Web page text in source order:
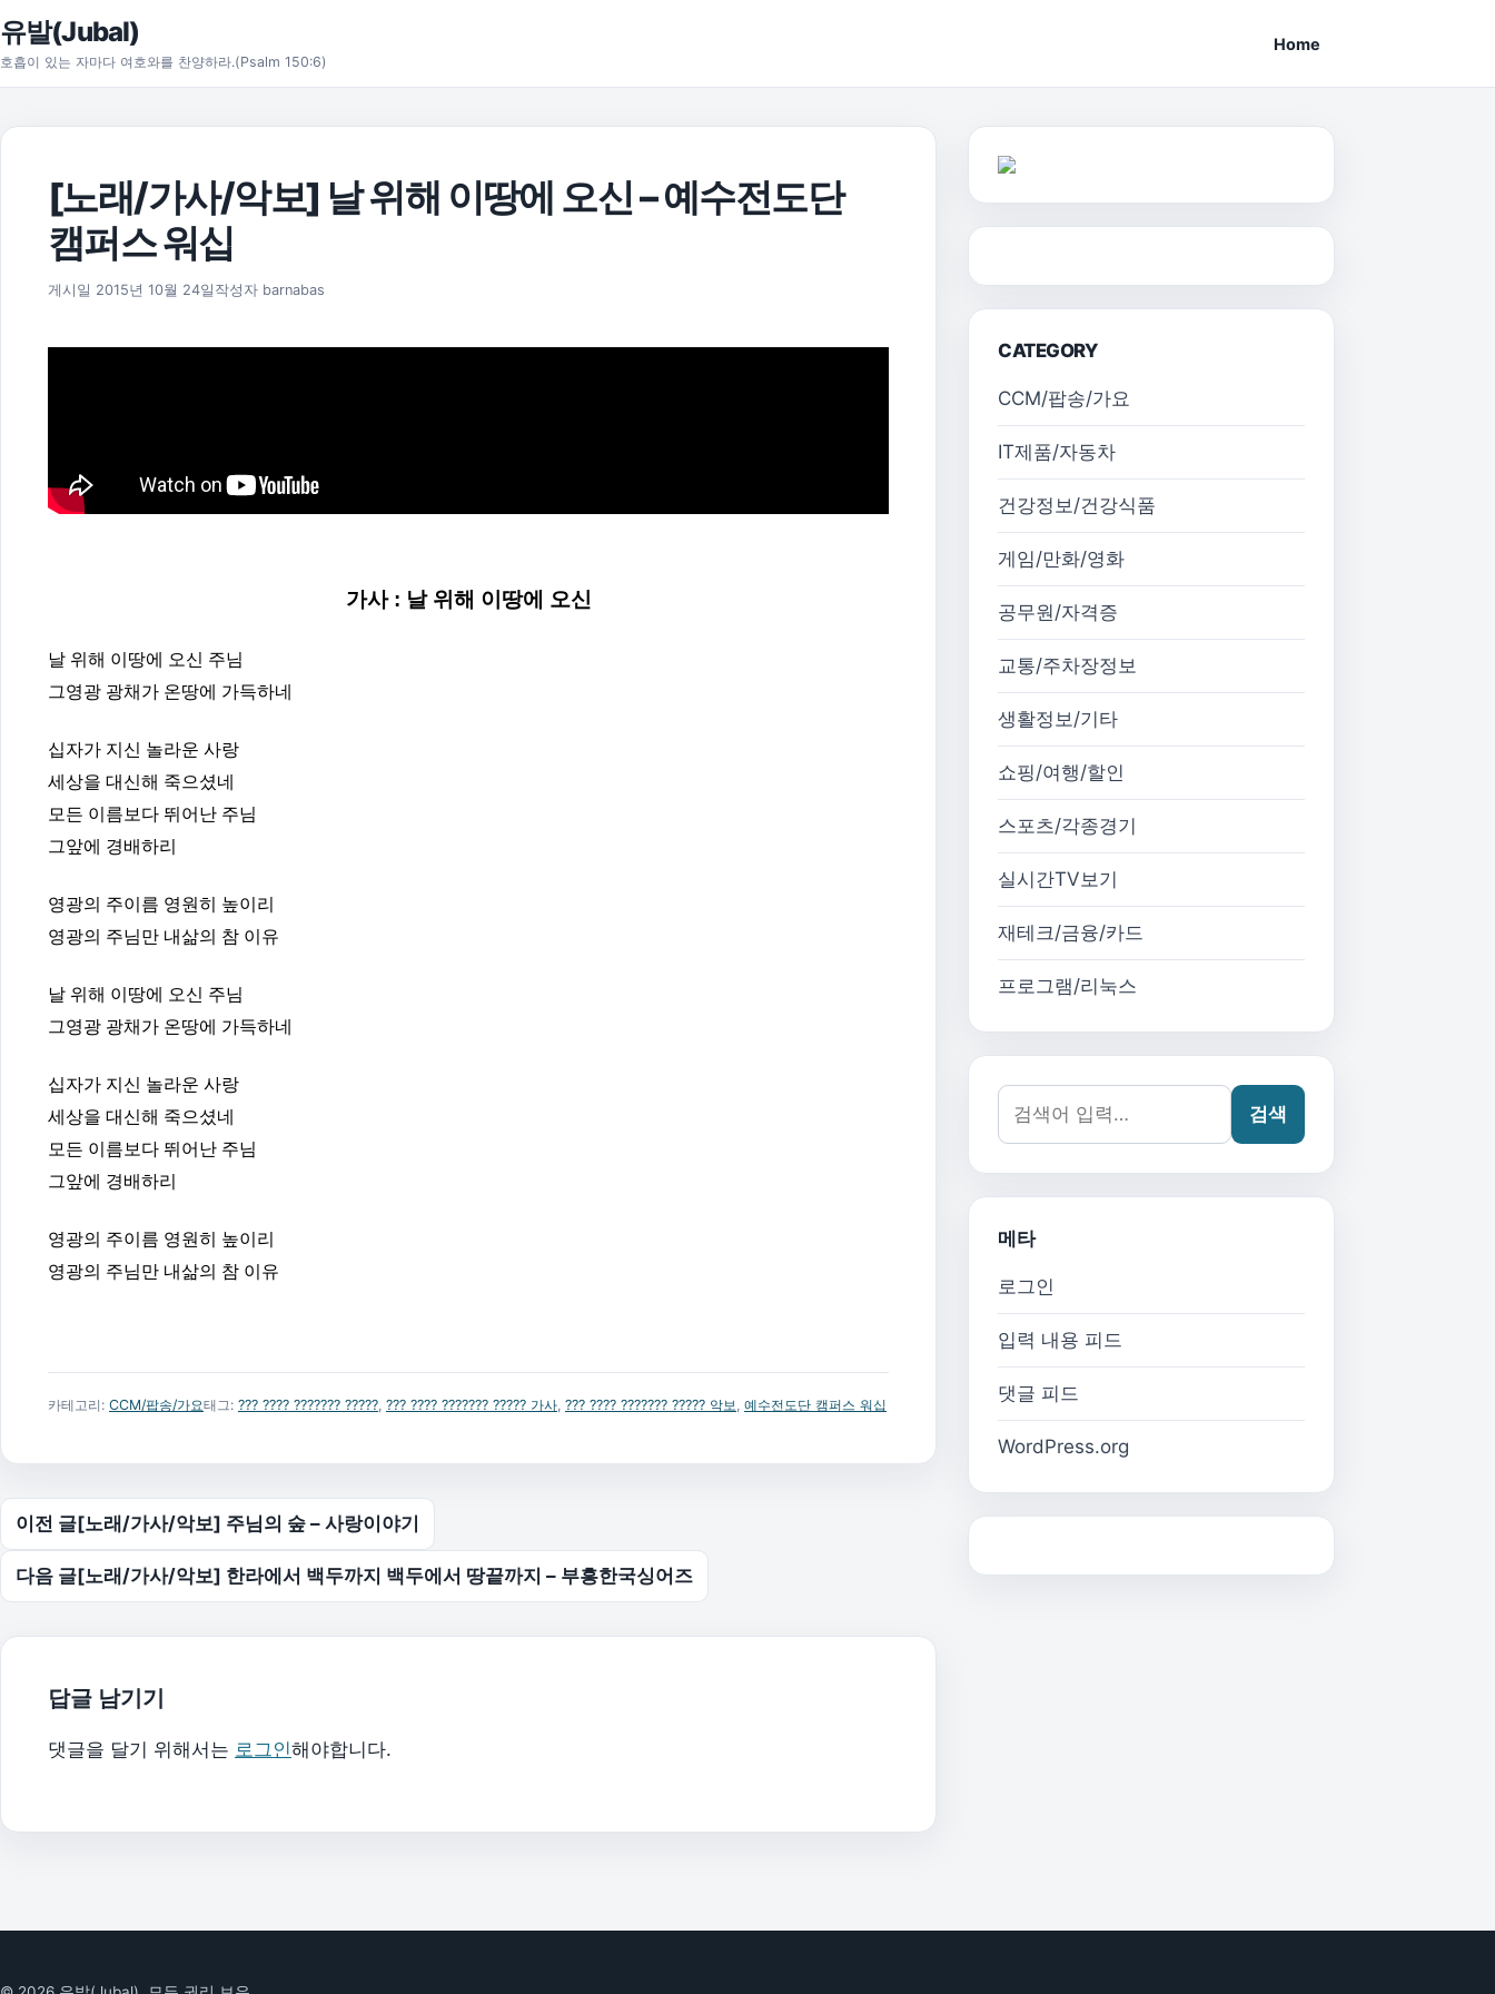
본문으로 건너뛰기
유발(Jubal)
호흡이 있는 자마다 여호와를 찬양하라.(Psalm 150:6)
Home
[노래/가사/악보] 날 위해 이땅에 오신 – 예수전도단
캠퍼스 워십
게시일 2015년 10월 24일 2025년 11월 18일
작성자 barnabas
가사 : 날 위해 이땅에 오신
날 위해 이땅에 오신 주님
그영광 광채가 온땅에 가득하네
십자가 지신 놀라운 사랑
세상을 대신해 죽으셨네
모든 이름보다 뛰어난 주님
그앞에 경배하리
영광의 주이름 영원히 높이리
영광의 주님만 내삶의 참 이유
날 위해 이땅에 오신 주님
그영광 광채가 온땅에 가득하네
십자가 지신 놀라운 사랑
세상을 대신해 죽으셨네
모든 이름보다 뛰어난 주님
그앞에 경배하리
영광의 주이름 영원히 높이리
영광의 주님만 내삶의 참 이유
카테고리: CCM/팝송/가요태그: ??? ???? ??????? ????? ??? ???? ??????? ????? 가사 ??? ???? ??????? ????? 악보 예수전도단 캠퍼스 워십
글 탐색
이전 글[노래/가사/악보] 주님의 숲 – 사랑이야기
다음 글[노래/가사/악보] 한라에서 백두까지 백두에서 땅끝까지 – 부흥한국싱어즈
답글 남기기
댓글을 달기 위해서는 로그인해야합니다.
CATEGORY
CCM/팝송/가요
IT제품/자동차
건강정보/건강식품
게임/만화/영화
공무원/자격증
교통/주차장정보
생활정보/기타
쇼핑/여행/할인
스포츠/각종경기
실시간TV보기
재테크/금융/카드
프로그램/리눅스
검색어:
검색
메타
로그인
입력 내용 피드
댓글 피드
WordPress.org